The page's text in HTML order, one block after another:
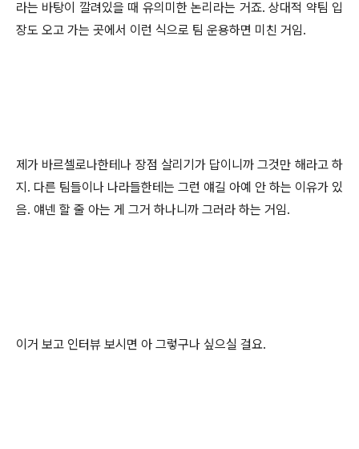
라는 바탕이 깔려있을 때 유의미한 논리라는 거죠. 상대적 약팀 입
장도 오고 가는 곳에서 이런 식으로 팀 운용하면 미친 거임.
제가 바르셀로나한테나 장점 살리기가 답이니까 그것만 해라고 하
지. 다른 팀들이나 나라들한테는 그런 얘길 아예 안 하는 이유가 있
음. 얘넨 할 줄 아는 게 그거 하나니까 그러라 하는 거임.
이거 보고 인터뷰 보시면 아 그렇구나 싶으실 걸요.